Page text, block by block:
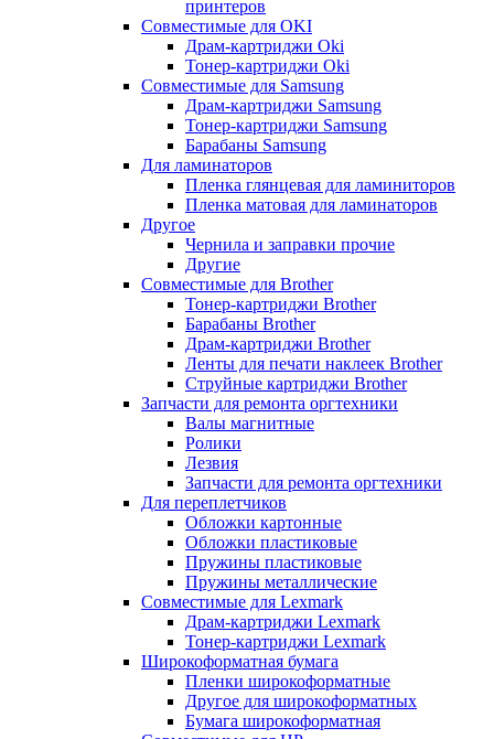
принтеров
Совместимые для OKI
Драм-картриджи Oki
Тонер-картриджи Oki
Совместимые для Samsung
Драм-картриджи Samsung
Тонер-картриджи Samsung
Барабаны Samsung
Для ламинаторов
Пленка глянцевая для ламиниторов
Пленка матовая для ламинаторов
Другое
Чернила и заправки прочие
Другие
Совместимые для Brother
Тонер-картриджи Brother
Барабаны Brother
Драм-картриджи Brother
Ленты для печати наклеек Brother
Струйные картриджи Brother
Запчасти для ремонта оргтехники
Валы магнитные
Ролики
Лезвия
Запчасти для ремонта оргтехники
Для переплетчиков
Обложки картонные
Обложки пластиковые
Пружины пластиковые
Пружины металлические
Совместимые для Lexmark
Драм-картриджи Lexmark
Тонер-картриджи Lexmark
Широкоформатная бумага
Пленки широкоформатные
Другое для широкоформатных
Бумага широкоформатная